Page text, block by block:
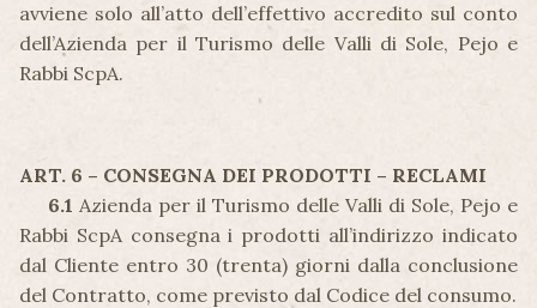
avviene solo all’atto dell’effettivo accredito sul conto
dell’Azienda per il Turismo delle Valli di Sole, Pejo e
Rabbi ScpA.
ART. 6 – CONSEGNA DEI PRODOTTI – RECLAMI
6.1 Azienda per il Turismo delle Valli di Sole, Pejo e
Rabbi ScpA consegna i prodotti all’indirizzo indicato
dal Cliente entro 30 (trenta) giorni dalla conclusione
del Contratto, come previsto dal Codice del consumo.